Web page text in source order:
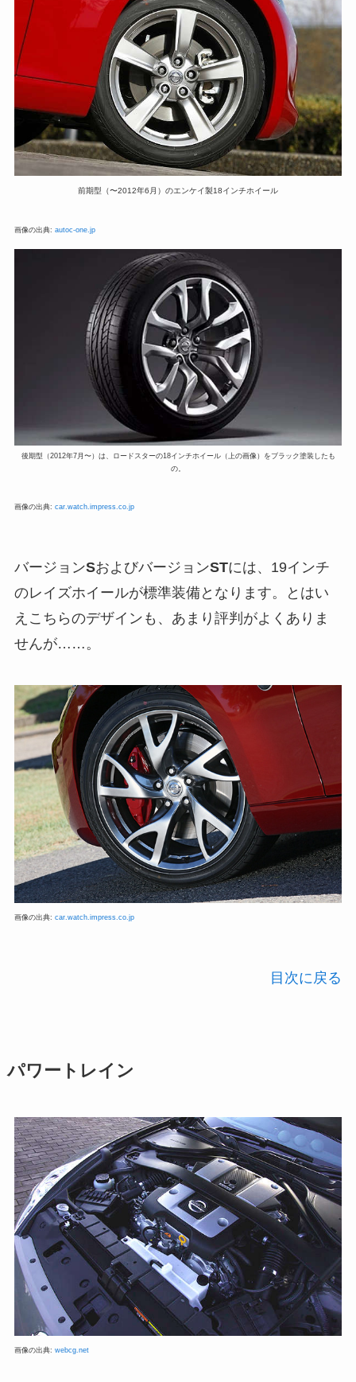
前期型（〜2012年6月）のエンケイ製18インチホイール
画像の出典: autoc-one.jp
後期型（2012年7月〜）は、ロードスターの18インチホイール（上の画像）をブラック塗装したも
の。
画像の出典: car.watch.impress.co.jp
バージョンSおよびバージョンSTには、19インチ
のレイズホイールが標準装備となります。とはい
えこちらのデザインも、あまり評判がよくありま
せんが……。
画像の出典: car.watch.impress.co.jp
目次に戻る
パワートレイン
画像の出典: webcg.net